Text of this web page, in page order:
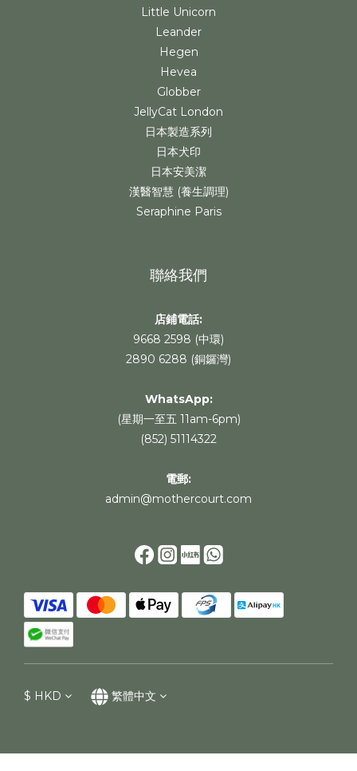
Little Unicorn
Leander
Hegen
Hevea
Globber
JellyCat London
日本製造系列
日本犬印
日本安美潔
漢醫智慧 (養生調理)
Seraphine Paris
聯絡我們
店鋪電話:
9668 2598 (中環)
2890 6288 (銅鑼灣)
WhatsApp:
(星期一至五 11am-6pm)
(852) 51114322
電郵:
admin@mothercourt.com
$ HKD 繁體中文